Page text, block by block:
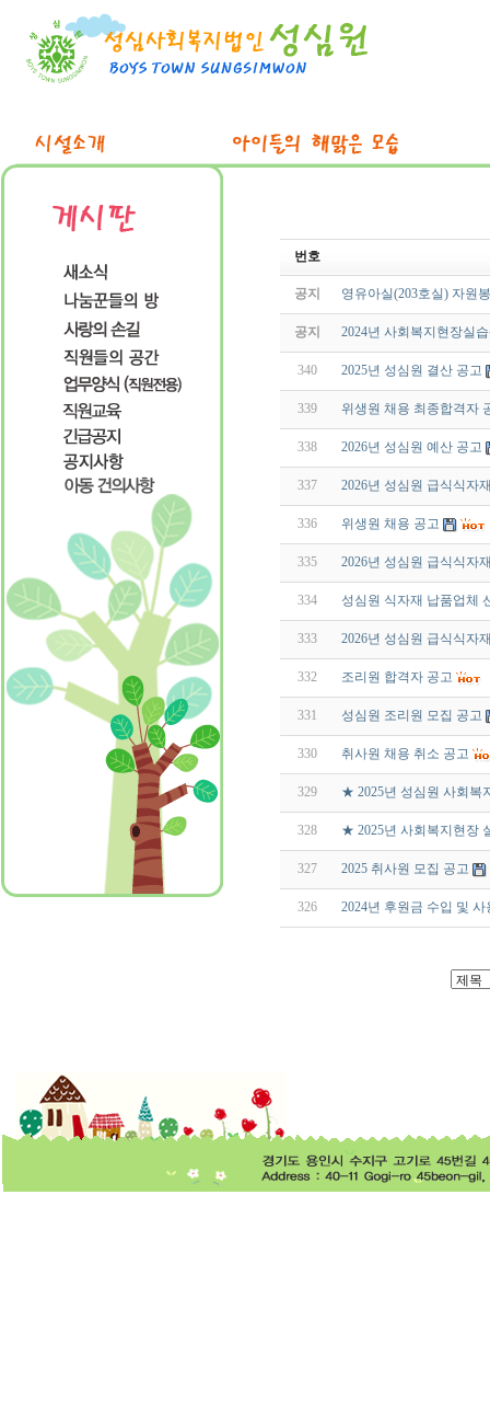
번호
공지 영유아실(203호실) 자원
공지 2024년 사회복지현장실
340 2025년 성심원 결산 공고
339 위생원 채용 최종합격자
338 2026년 성심원 예산 공고
337 2026년 성심원 급식식자
336 위생원 채용 공고
335 2026년 성심원 급식식자
334 성심원 식자재 납품업체
333 2026년 성심원 급식식자
332 조리원 합격자 공고
331 성심원 조리원 모집 공고
330 취사원 채용 취소 공고
329 ★ 2025년 성심원 사회복
328 ★ 2025년 사회복지현장
327 2025 취사원 모집 공고
326 2024년 후원금 수입 및